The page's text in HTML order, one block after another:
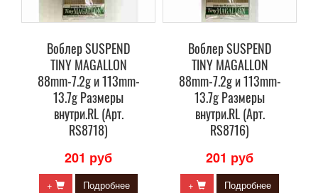
Воблер SUSPEND
TINY MAGALLON
88mm-7.2g и 113mm-
13.7g Размеры
внутри.RL (Арт.
RS8718)
201 руб
+ Подробнее
Воблер SUSPEND
TINY MAGALLON
88mm-7.2g и 113mm-
13.7g Размеры
внутри.RL (Арт.
RS8716)
201 руб
+ Подробнее